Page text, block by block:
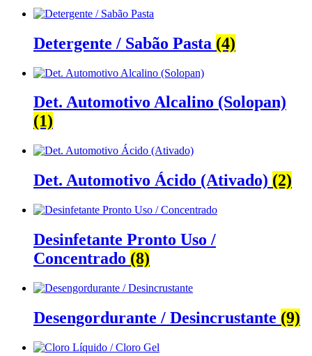
Detergente / Sabão Pasta (4)
Det. Automotivo Alcalino (Solopan)
(1)
Det. Automotivo Ácido (Ativado) (2)
Desinfetante Pronto Uso /
Concentrado (8)
Desengordurante / Desincrustante (9)